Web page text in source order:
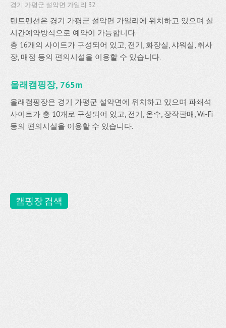
경기 가평군 설악면 가일리 32
텐트펜션은 경기 가평군 설악면 가일리에 위치하고 있으며 실
시간예약방식으로 예약이 가능합니다.
총 16개의 사이트가 구성되어 있고, 전기, 화장실, 샤워실, 취사
장, 매점 등의 편의시설을 이용할 수 있습니다.
올래캠핑장, 765m
올래캠핑장은 경기 가평군 설악면에 위치하고 있으며 파쇄석
사이트가 총 10개로 구성되어 있고, 전기, 온수, 장작판매, Wi-Fi
등의 편의시설을 이용할 수 있습니다.
캠핑장 검색